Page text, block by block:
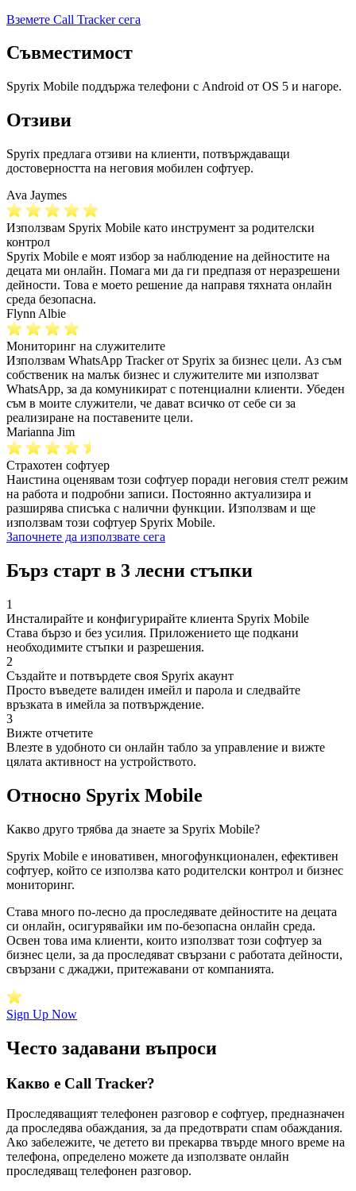
Вземете Call Tracker сега
Съвместимост
Spyrix Mobile поддържа телефони с Android от OS 5 и нагоре.
Отзиви
Spyrix предлага отзиви на клиенти, потвърждаващи
достоверността на неговия мобилен софтуер.
Ava Jaymes
Използвам Spyrix Mobile като инструмент за родителски
контрол
Spyrix Mobile е моят избор за наблюдение на дейностите на
децата ми онлайн. Помага ми да ги предпазя от неразрешени
дейности. Това е моето решение да направя тяхната онлайн
среда безопасна.
Flynn Albie
Мониторинг на служителите
Използвам WhatsApp Tracker от Spyrix за бизнес цели. Аз съм
собственик на малък бизнес и служителите ми използват
WhatsApp, за да комуникират с потенциални клиенти. Убеден
съм в моите служители, че дават всичко от себе си за
реализиране на поставените цели.
Marianna Jim
Страхотен софтуер
Наистина оценявам този софтуер поради неговия стелт режим
на работа и подробни записи. Постоянно актуализира и
разширява списъка с налични функции. Използвам и ще
използвам този софтуер Spyrix Mobile.
Започнете да използвате сега
Бърз старт в 3 лесни стъпки
1
Инсталирайте и конфигурирайте клиента Spyrix Mobile
Става бързо и без усилия. Приложението ще подкани
необходимите стъпки и разрешения.
2
Създайте и потвърдете своя Spyrix акаунт
Просто въведете валиден имейл и парола и следвайте
връзката в имейла за потвърждение.
3
Вижте отчетите
Влезте в удобното си онлайн табло за управление и вижте
цялата активност на устройството.
Относно Spyrix Mobile
Какво друго трябва да знаете за Spyrix Mobile?
Spyrix Mobile е иновативен, многофункционален, ефективен
софтуер, който се използва като родителски контрол и бизнес
мониторинг.
Става много по-лесно да проследявате дейностите на децата
си онлайн, осигурявайки им по-безопасна онлайн среда.
Освен това има клиенти, които използват този софтуер за
бизнес цели, за да проследяват свързани с работата дейности,
свързани с джаджи, притежавани от компанията.
Sign Up Now
Често задавани въпроси
Какво е Call Tracker?
Проследяващият телефонен разговор е софтуер, предназначен
да проследява обаждания, за да предотврати спам обаждания.
Ако забележите, че детето ви прекарва твърде много време на
телефона, определено можете да използвате онлайн
проследяващ телефонен разговор.